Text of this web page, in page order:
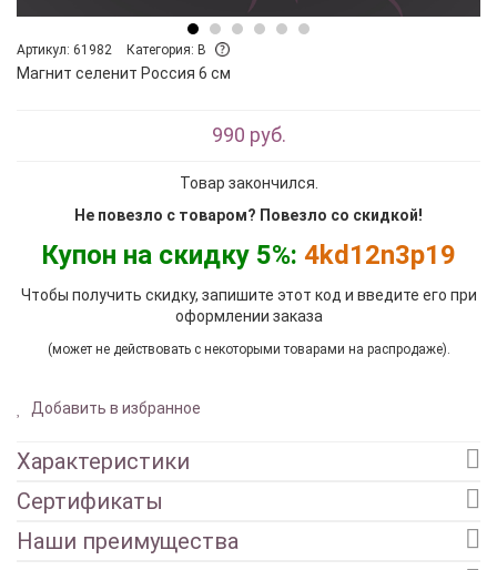
Артикул: 61982 Категория: B
Магнит селенит Россия 6 см
990 руб.
Товар закончился.
Не повезло с товаром? Повезло со скидкой!
Купон на скидку 5%: 4kd12n3p19
Чтобы получить скидку, запишите этот код и введите его при
оформлении заказа
(может не действовать с некоторыми товарами на распродаже).
Добавить в избранное
Характеристики
Сертификаты
Наши преимущества